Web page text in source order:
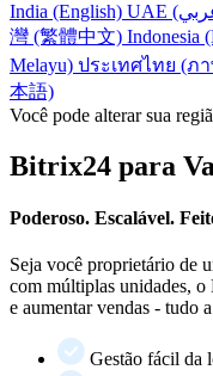
India (English)
灣 (繁體中文) Indonesia
Melayu) ประเทศไทย (ภ
本語)
Você pode alterar sua
Bitrix24 para
Poderoso. Escalável.
Seja você proprietário de
com múltiplas unidades,
e aumentar vendas - tudo
Gestão fácil da